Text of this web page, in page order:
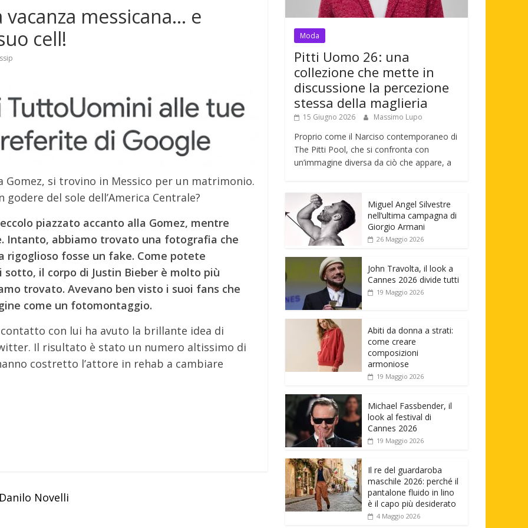
messicana… e
cell!
Gomez, si trovino in Messico per un matrimonio.
del sole dell’America Centrale?
piazzato accanto alla Gomez, mentre
Intanto, abbiamo trovato una fotografia che
fosse un fake. Come potete
il corpo di Justin Bieber è molto più
trovato. Avevano ben visto i suoi fans che
come un fotomontaggio.
con lui ha avuto la brillante idea di
Il risultato è stato un numero altissimo di
costretto l’attore in rehab a cambiare
Novelli
Moda
Pitti Uomo 26: una
collezione che mette in
discussione la percezione
stessa della maglieria
15 Giugno 2026 Massimo Lupo
Proprio come il Narciso contemporaneo di
The Pitti Pool, che si confronta con
un’immagine diversa da ciò che appare, a
Miguel Angel Silvestre
nell’ultima campagna di
Giorgio Armani
26 Maggio 2026
John Travolta, il look a
Cannes 2026 divide tutti
19 Maggio 2026
Abiti da donna a strati:
come creare
composizioni
armoniose
19 Maggio 2026
Michael Fassbender, il
look al festival di
Cannes 2026
19 Maggio 2026
Il re del guardaroba
maschile 2026: perché il
pantalone fluido in lino
è il capo più desiderato
4 Maggio 2026